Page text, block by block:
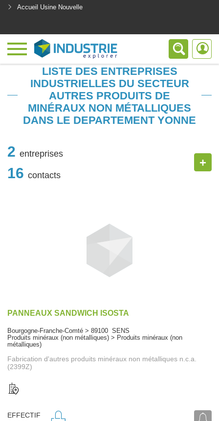
Accueil Usine Nouvelle
LISTE DES ENTREPRISES
INDUSTRIELLES DU SECTEUR
AUTRES PRODUITS DE
MINÉRAUX NON MÉTALLIQUES
DANS LE DEPARTEMENT YONNE
2 entreprises
16 contacts
+
PANNEAUX SANDWICH ISOSTA
Bourgogne-Franche-Comté > 89100 SENS
Produits minéraux (non métalliques) > Produits minéraux (non
métalliques)
Fabrication d'autres produits minéraux non métalliques n.c.a.
(2399Z)
EFFECTIF